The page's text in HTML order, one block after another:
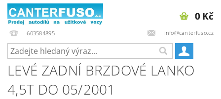
603584895 info@canterfuso.cz
0 Kč
LEVÉ ZADNÍ BRZDOVÉ LANKO
4,5T DO 05/2001